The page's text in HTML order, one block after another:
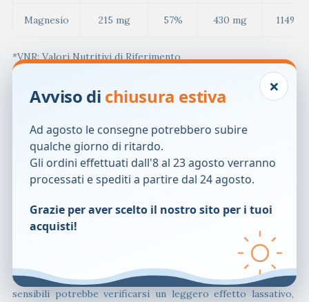
Magnesio 215 mg 57% 430 mg 114%
*VNR: Valori Nutritivi di Riferimento
Per gli adulti, assumere 1 misurino 1 o 2 volte al giorno
Per i bambini dagli 11 ai 14 anni: 1 misurino al giorno.
Sciogliere la polvere in un bicchiere di acqua (200 ml)
preferibilmente tiepida o calda per ridurre il tempo di
preparazione. Aspettare che l’acqua risulti limpida e
È possibile usare acqua a temperatura ambiente o fredda; in
tal caso il tempo di preparazione risulterà un po’ più lungo.
Non eccedere rispetto alla dose suggerita. Nei soggetti
sensibili potrebbe verificarsi un leggero effetto lassativo,
×
Avviso di chiusura estiva
Ad agosto le consegne potrebbero subire
qualche giorno di ritardo.
Gli ordini effettuati dall'8 al 23 agosto verranno
processati e spediti a partire dal 24 agosto.
Grazie per aver scelto il nostro sito per i tuoi
acquisti!